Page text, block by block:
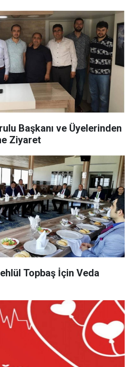
Başkanı ve Üyelerinden
Ziyaret
Topbaş İçin Veda